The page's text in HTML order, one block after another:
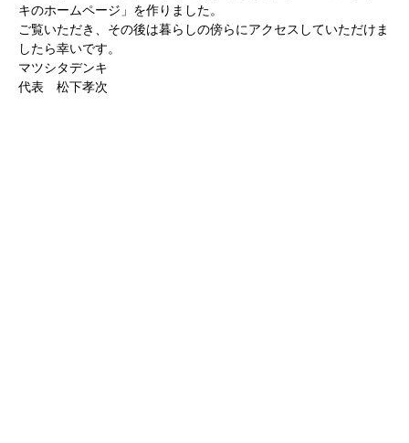
キのホームページ」を作りました。
ご覧いただき、その後は暮らしの傍らにアクセスしていただけま
したら幸いです。
マツシタデンキ
代表 松下孝次